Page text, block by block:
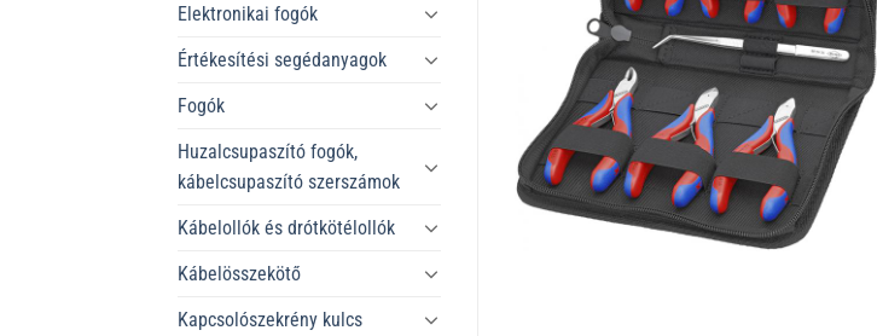
Elektronikai fogók
Értékesítési segédanyagok
Fogók
Huzalcsupaszító fogók,
kábelcsupaszító szerszámok
Kábelollók és drótkötélollók
Kábelösszekötő
Kapcsolószekrény kulcs